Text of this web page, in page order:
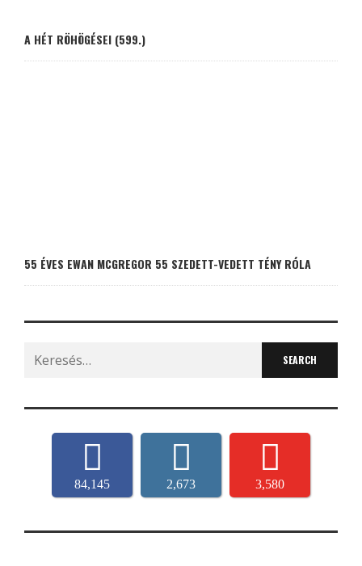
A HÉT RÖHÖGÉSEI (599.)
55 ÉVES EWAN MCGREGOR 55 SZEDETT-VEDETT TÉNY RÓLA
Search
for:
84,145 2,673 3,580